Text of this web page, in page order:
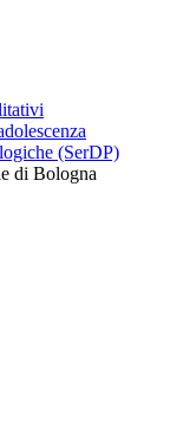
(SerDP)
di Bologna